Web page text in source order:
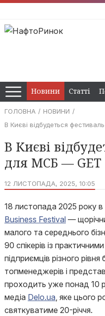
Новини Статті
ГОЛОВНА
НОВИНИ
В Києві відбудеться
В Києві
для МСБ — GET
12 ЛИСТОПАДА, 2025, 10:05
18 листопада 2025 року в
Business Festival—
малого та середнього
90 спікерів із
підприємців різного рівня
топменеджерів і
проходить уже понад 10
медіа Delo.ua, яке цього
святкуватиме 20-річчя.